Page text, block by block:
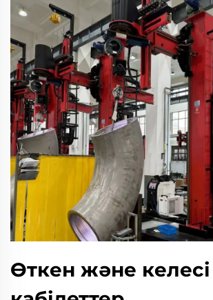
Өткен және келесі